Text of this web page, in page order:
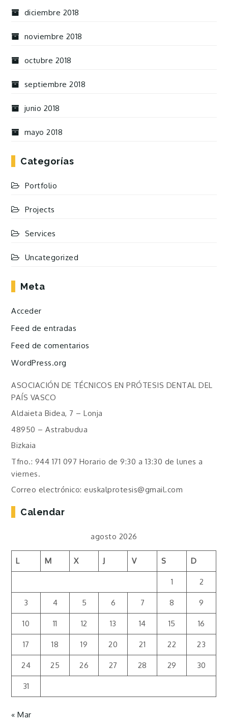
diciembre 2018
noviembre 2018
octubre 2018
septiembre 2018
junio 2018
mayo 2018
Categorías
Portfolio
Projects
Services
Uncategorized
Meta
Acceder
Feed de entradas
Feed de comentarios
WordPress.org
ASOCIACIÓN DE TÉCNICOS EN PRÓTESIS DENTAL DEL
PAÍS VASCO
Aldaieta Bidea, 7 – Lonja
48950 – Astrabudua
Bizkaia
Tfno.: 944 171 097 Horario de 9:30 a 13:30 de lunes a
viernes.
Correo electrónico: euskalprotesis@gmail.com
Calendar
agosto 2026
L M X J V S D
1 2
3 4 5 6 7 8 9
10 11 12 13 14 15 16
17 18 19 20 21 22 23
24 25 26 27 28 29 30
31
« Mar